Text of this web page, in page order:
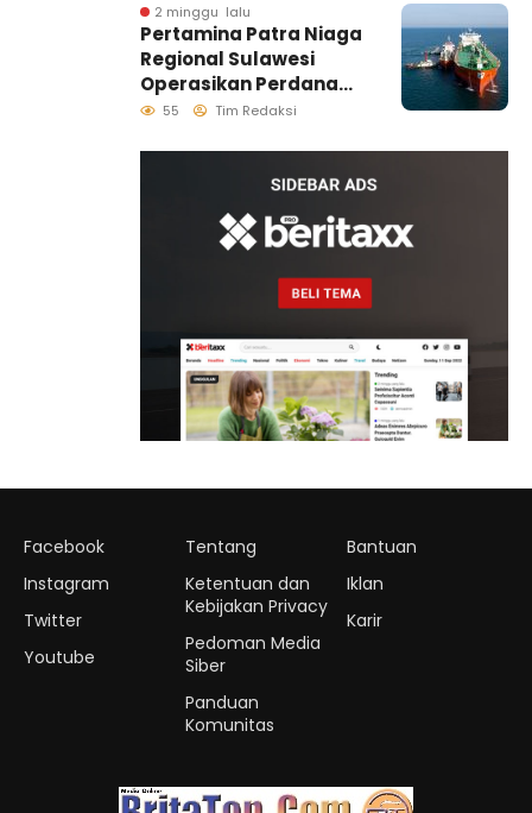
2 minggu lalu
Pertamina Patra Niaga
Regional Sulawesi
Operasikan Perdana
Ship to Ship
Distribusi B50 di
Kawasan Timur
Sulawesi
55 Tim Redaksi
Facebook
Instagram
Twitter
Youtube
Tentang
Ketentuan dan
Kebijakan Privacy
Pedoman Media
Siber
Panduan
Komunitas
Bantuan
Iklan
Karir